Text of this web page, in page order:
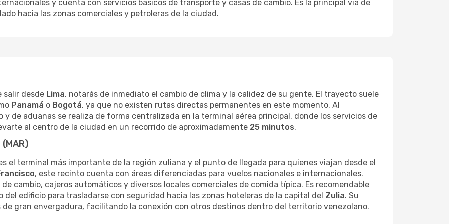
y cuenta con servicios básicos de transporte y casas de cambio. Es la principal vía de
hacia las zonas comerciales y petroleras de la ciudad.
salir desde Lima, notarás de inmediato el cambio de clima y la calidez de su gente. El trayecto suele
Panamá o Bogotá, ya que no existen rutas directas permanentes en este momento. Al
de aduanas se realiza de forma centralizada en la terminal aérea principal, donde los servicios de
al centro de la ciudad en un recorrido de aproximadamente 25 minutos.
el terminal más importante de la región zuliana y el punto de llegada para quienes viajan desde el
, este recinto cuenta con áreas diferenciadas para vuelos nacionales e internacionales.
cambio, cajeros automáticos y diversos locales comerciales de comida típica. Es recomendable
edificio para trasladarse con seguridad hacia las zonas hoteleras de la capital del Zulia. Su
gran envergadura, facilitando la conexión con otros destinos dentro del territorio venezolano.